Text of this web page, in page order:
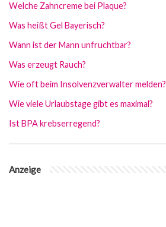
Welche Zahncreme bei Plaque?
Was heißt Gel Bayerisch?
Wann ist der Mann unfruchtbar?
Was erzeugt Rauch?
Wie oft beim Insolvenzverwalter melden?
Wie viele Urlaubstage gibt es maximal?
Ist BPA krebserregend?
Anzeige